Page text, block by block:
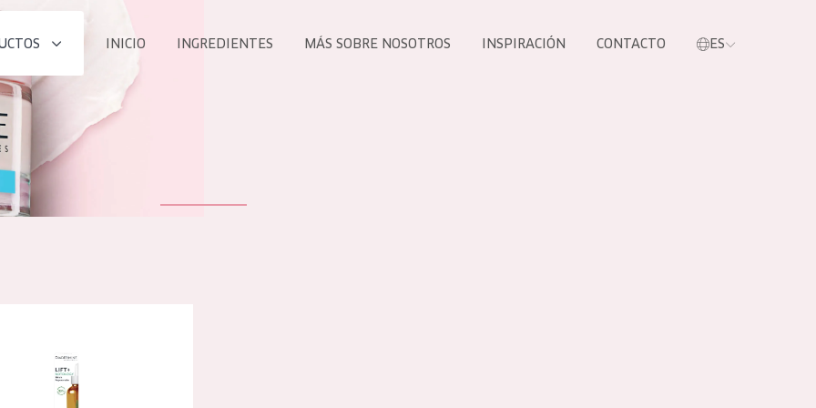
INICIO INGREDIENTES MÁS SOBRE NOSOTROS INSPIRACIÓN CONTACTO ES